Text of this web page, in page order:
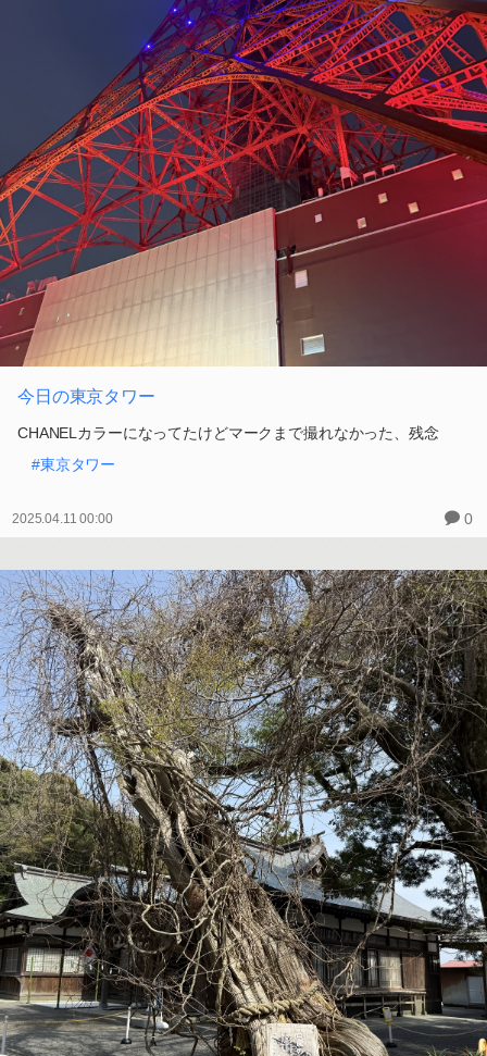
今日の東京タワー
CHANELカラーになってたけどマークまで撮れなかった、残念
#東京タワー
2025.04.11 00:00 0